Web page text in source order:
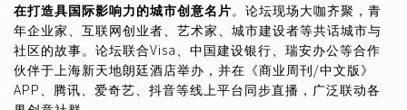
在打造具国际影响力的城市创意名片。论坛现场大咖齐聚，青
年企业家、互联网创业者、艺术家、城市建设者等共话城市与
社区的故事。论坛联合Visa、中国建设银行、瑞安办公等合作
伙伴于上海新天地朗廷酒店举办，并在《商业周刊/中文版》
APP、腾讯、爱奇艺、抖音等线上平台同步直播，广泛联动各